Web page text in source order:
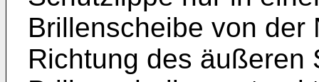
Brillenscheibe von der
Richtung des äußeren